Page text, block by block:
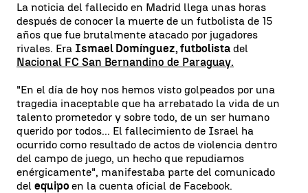
La noticia del fallecido en Madrid llega unas horas
después de conocer la muerte de un futbolista de 15
años que fue brutalmente atacado por jugadores
rivales. Era Ismael Domínguez, futbolista del
Nacional FC San Bernandino de Paraguay.
"En el día de hoy nos hemos visto golpeados por una
tragedia inaceptable que ha arrebatado la vida de un
talento prometedor y sobre todo, de un ser humano
querido por todos... El fallecimiento de Israel ha
ocurrido como resultado de actos de violencia dentro
del campo de juego, un hecho que repudiamos
enérgicamente", manifestaba parte del comunicado
del equipo en la cuenta oficial de Facebook.